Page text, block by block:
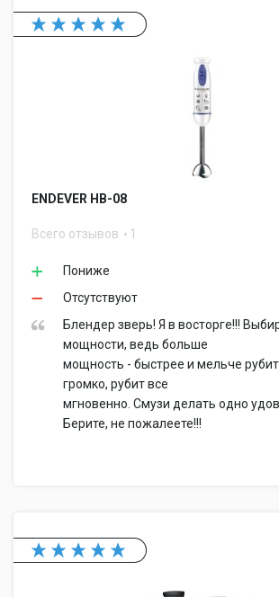
ENDEVER HB-08
Всего отзывов 1
Пониже
Отсутствуют
Блендер зверь! Я в восторге!!!
мощности, ведь больше
мощность - быстрее и мельче
громко, рубит все
мгновенно. Смузи делать одно
Берите, не пожалеете!!!